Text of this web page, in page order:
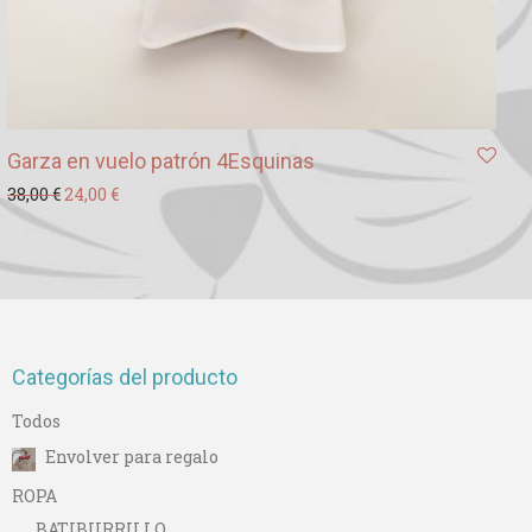
Garza en vuelo patrón 4Esquinas
38,00€ El precio original era: 38,00 €.
24,00 €El precio actual es: 24,00 €.
Categorías del producto
Todos
Envolver para regalo
ROPA